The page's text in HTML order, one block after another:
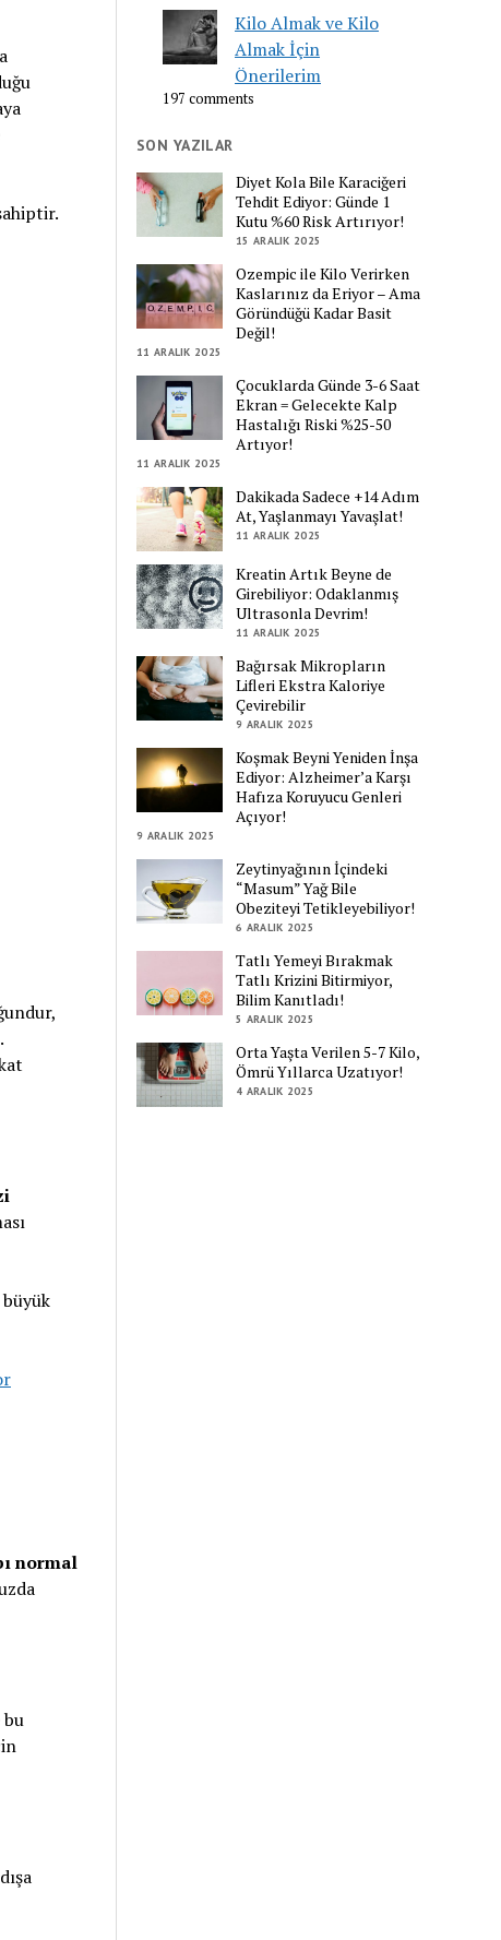
normal
bu
Kilo Almak ve Kilo
Almak İçin
Önerilerim
197 comments
SON YAZILAR
Diyet Kola Bile Karaciğeri
Tehdit Ediyor: Günde 1
Kutu %60 Risk Artırıyor!
15 ARALIK 2025
Ozempic ile Kilo Verirken
Kaslarınız da Eriyor – Ama
Göründüğü Kadar Basit
Değil!
11 ARALIK 2025
Çocuklarda Günde 3-6 Saat
Ekran = Gelecekte Kalp
Hastalığı Riski %25-50
Artıyor!
11 ARALIK 2025
Dakikada Sadece +14 Adım
At, Yaşlanmayı Yavaşlat!
11 ARALIK 2025
Kreatin Artık Beyne de
Girebiliyor: Odaklanmış
Ultrasonla Devrim!
11 ARALIK 2025
Bağırsak Mikropların
Lifleri Ekstra Kaloriye
Çevirebilir
9 ARALIK 2025
Koşmak Beyni Yeniden İnşa
Ediyor: Alzheimer’a Karşı
Hafıza Koruyucu Genleri
Açıyor!
9 ARALIK 2025
Zeytinyağının İçindeki
“Masum” Yağ Bile
Obeziteyi Tetikleyebiliyor!
6 ARALIK 2025
Tatlı Yemeyi Bırakmak
Tatlı Krizini Bitirmiyor,
Bilim Kanıtladı!
5 ARALIK 2025
Orta Yaşta Verilen 5-7 Kilo,
Ömrü Yıllarca Uzatıyor!
4 ARALIK 2025